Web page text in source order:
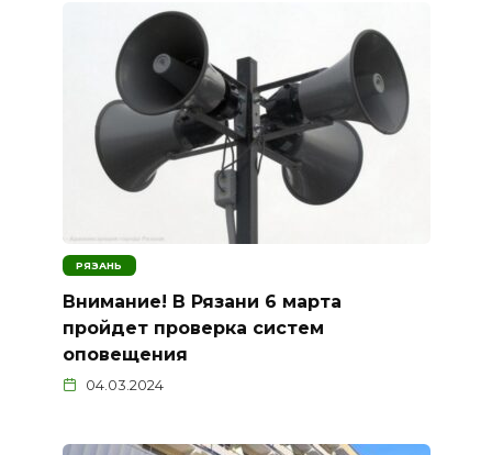
РЯЗАНЬ
Внимание! В Рязани 6 марта
пройдет проверка систем
оповещения
04.03.2024